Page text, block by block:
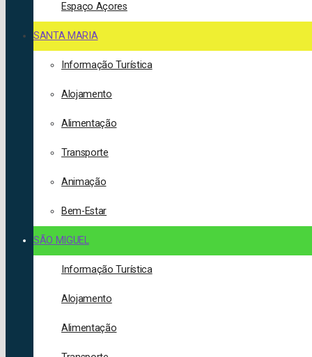
Espaço Açores
SANTA MARIA
Informação Turística
Alojamento
Alimentação
Transporte
Animação
Bem-Estar
SÃO MIGUEL
Informação Turística
Alojamento
Alimentação